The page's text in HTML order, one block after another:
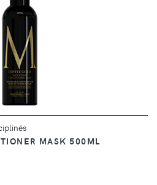
DÉTAILS
MASK 500ML